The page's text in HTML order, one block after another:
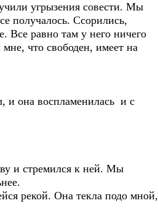
угрызения совести. Мы
получалось. Ссорились,
Все равно там у него ничего
что свободен, имеет на
и она воспламенилась и с
и стремился к ней. Мы
рекой. Она текла подо мной,